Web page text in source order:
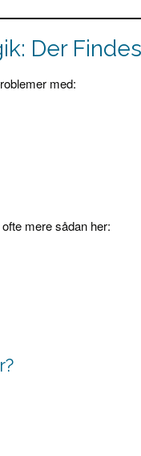
Der
med:
mere sådan her: